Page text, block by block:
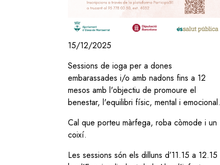
15/12/2025
Sessions de ioga per a dones
embarassades i/o amb nadons fins a 12
mesos amb l'objectiu de promoure el
benestar, l'equilibri físic, mental i emocional.
Cal que porteu màrfega, roba còmode i un
coixí.
Les sessions són els dilluns d’11.15 a 12.15